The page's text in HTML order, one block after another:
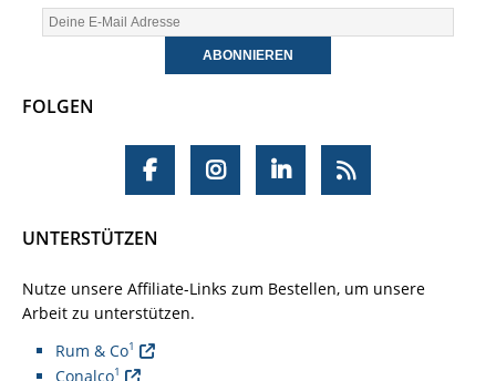
FOLGEN
UNTERSTÜTZEN
Nutze unsere Affiliate-Links zum Bestellen, um unsere
Arbeit zu unterstützen.
Rum & Co1
Conalco1